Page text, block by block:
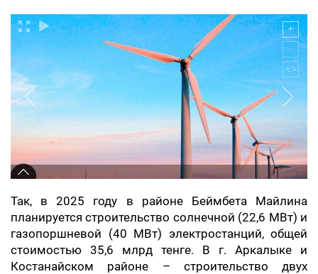
Так, в 2025 году в районе Беймбета Майлина
планируется строительство солнечной (22,6 МВт) и
газопоршневой (40 МВт) электростанций, общей
стоимостью 35,6 млрд тенге. В г. Аркалыке и
Костанайском районе – строительство двух